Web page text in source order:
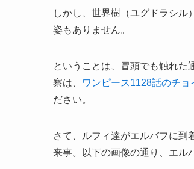
しかし、世界樹（ユグドラシ
姿もありません。
ということは、冒頭でも触れた
察は、
ワンピース1128話のチョ
ださい。
さて、ルフィ達がエルバフに到
来事。以下の画像の通り、エル